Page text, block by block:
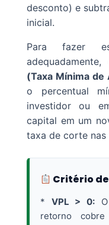
desconto) e
inicial.
Para fazer
(Taxa Mínima de
o percentual
investidor ou
capital em um
taxa de corte nas
Critério de
* VPL > 0:O
retorno